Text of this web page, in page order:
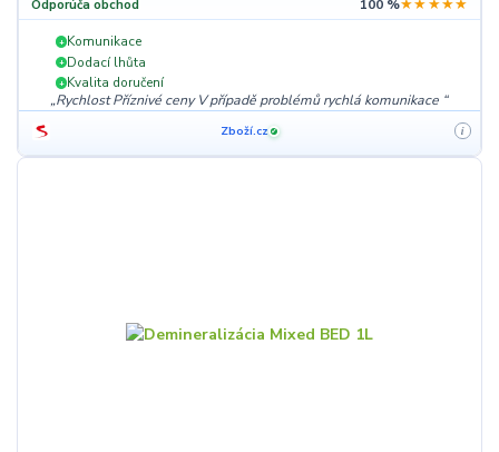
Odporúča obchod 100 %★★★★★
+ Komunikace
+ Dodací lhůta
+ Kvalita doručení
Rychlost Příznivé ceny V případě problémů rychlá komunikace
Zboží.cz ✓ i